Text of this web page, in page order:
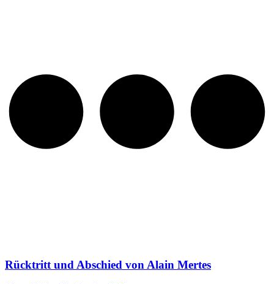
Rücktritt und Abschied von Alain Mertes